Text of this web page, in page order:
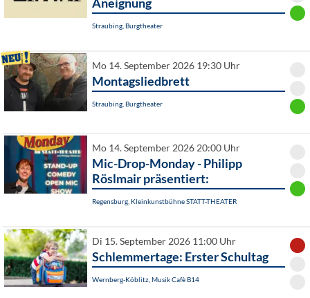
Straubing, Burgtheater
Mo 14. September 2026 19:30 Uhr
Montagsliedbrett
Straubing, Burgtheater
Mo 14. September 2026 20:00 Uhr
Mic-Drop-Monday - Philipp
Röslmair präsentiert:
Regensburg, Kleinkunstbühne STATT-THEATER
Di 15. September 2026 11:00 Uhr
Schlemmertage: Erster Schultag
Wernberg-Köblitz, Musik Cafè B14